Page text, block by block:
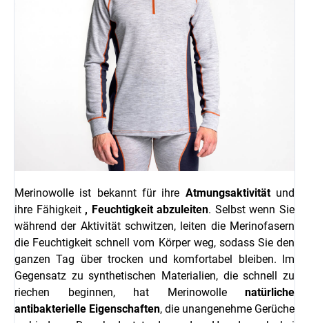
Merinowolle ist bekannt für ihre Atmungsaktivitätund
ihre Fähigkeit , Feuchtigkeit abzuleiten. Selbst wenn Sie
während der Aktivität schwitzen, leiten die Merinofasern
die Feuchtigkeit schnell vom Körper weg, sodass Sie den
ganzen Tag über trocken und komfortabel bleiben. Im
Gegensatz zu synthetischen Materialien, die schnell zu
riechen beginnen, hat Merinowolle natürliche
antibakterielle Eigenschaften, die unangenehme Gerüche